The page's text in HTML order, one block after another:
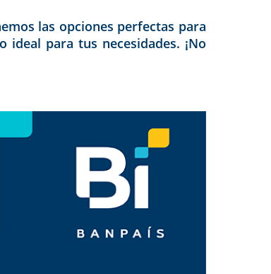
las opciones perfectas para
para tus necesidades. ¡No